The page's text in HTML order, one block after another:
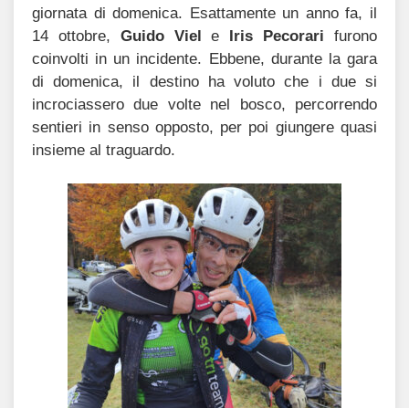
giornata di domenica. Esattamente un anno fa, il
14 ottobre, Guido Viel e Iris Pecorari furono
coinvolti in un incidente. Ebbene, durante la gara
di domenica, il destino ha voluto che i due si
incrociassero due volte nel bosco, percorrendo
sentieri in senso opposto, per poi giungere quasi
insieme al traguardo.